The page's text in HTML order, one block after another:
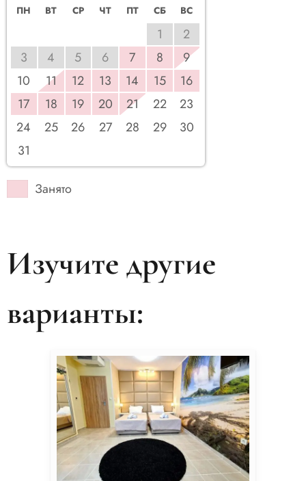
ПН ВТ СР ЧТ ПТ СБ ВС
1
2
3
4 5 6 7 8
9
10
11 12 13 14 15
16
17
18 19 20 21 22
23
24
25 26 27 28 29
30
31
Занято
Изучите другие
варианты: